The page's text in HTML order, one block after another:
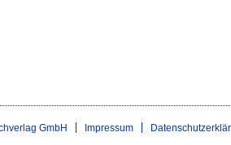
GmbH Impressum